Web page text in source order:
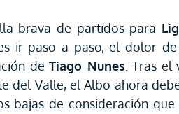
brava de partidos para
ir paso a paso, el dolor de
deTiago Nunes . Tras
del Valle, el Albo ahora
bajas de consideración que